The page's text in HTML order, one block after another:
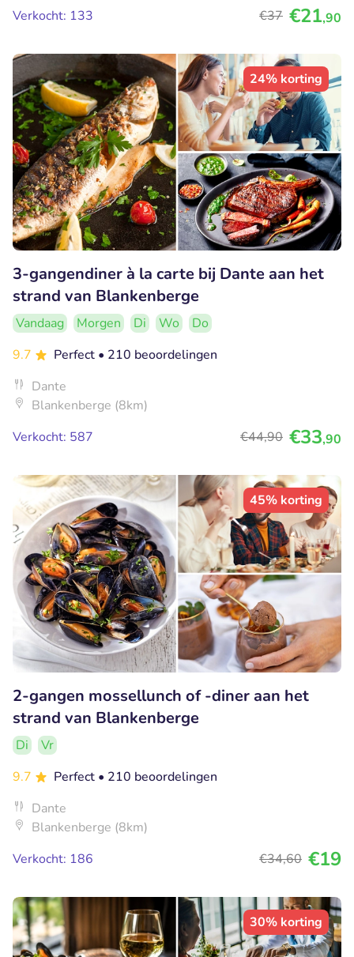
Verkocht: 133
€37 €21,90
24% korting
3-gangendiner à la carte bij Dante aan het
strand van Blankenberge
Vandaag Morgen Di Wo
Do
9.7
Perfect • 210 beoordelingen
Dante
Blankenberge (8km)
Verkocht: 587
€44,90 €33,90
45% korting
2-gangen mossellunch of -diner aan het
strand van Blankenberge
Di
Vr
9.7
Perfect • 210 beoordelingen
Dante
Blankenberge (8km)
Verkocht: 186
€34,60 €19
30% korting